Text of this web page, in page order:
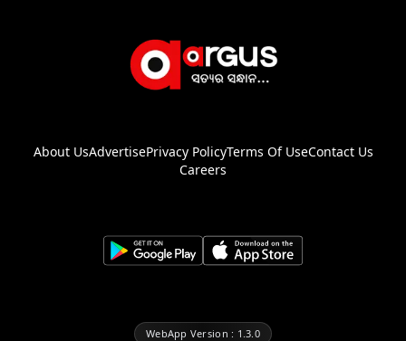
About UsAdvertisePrivacy PolicyTerms Of UseContact Us
Careers
WebApp Version : 1.3.0